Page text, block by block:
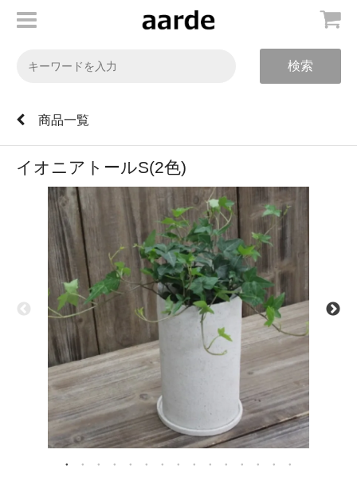
検索
商品一覧
イオニアトールS(2色)